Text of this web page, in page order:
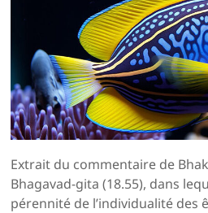
Extrait du commentaire de
Bhagavad-gita (18.55), dans
pérennité de l’individualité des